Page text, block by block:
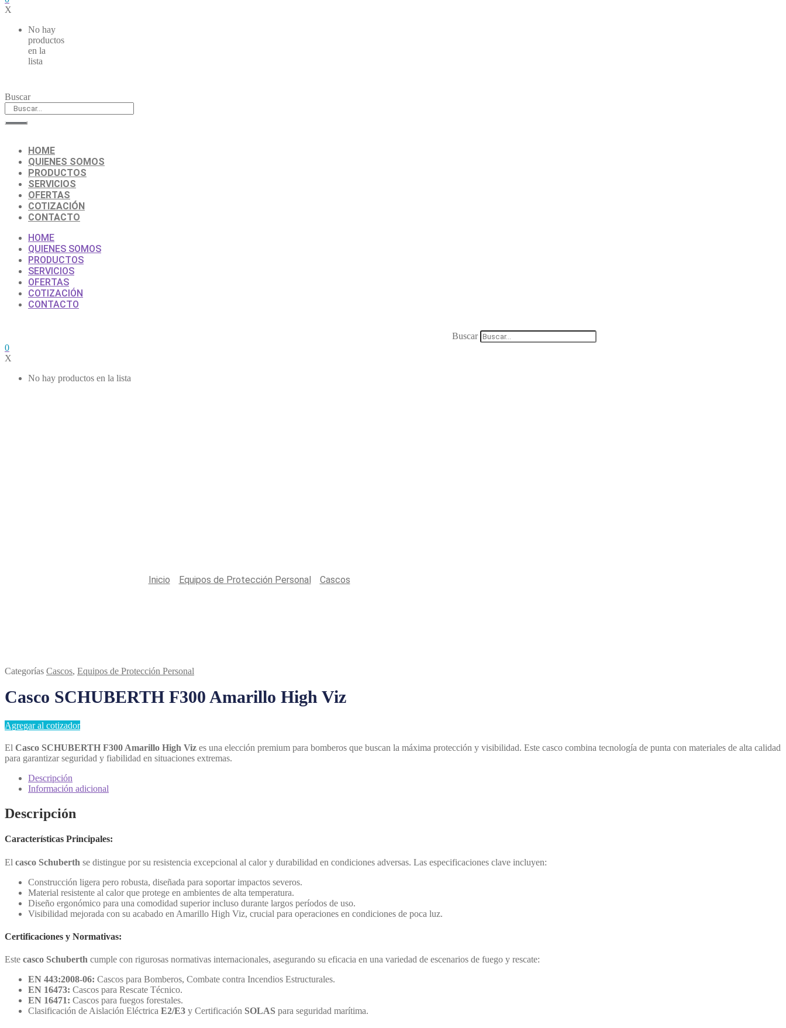
X
No hay
productos
en la
lista
Buscar
HOME
QUIENES SOMOS
PRODUCTOS
SERVICIOS
OFERTAS
COTIZACIÓN
CONTACTO
HOME
QUIENES SOMOS
PRODUCTOS
SERVICIOS
OFERTAS
COTIZACIÓN
CONTACTO
Buscar
0
X
No hay productos en la lista
Inicio Equipos de Protección Personal Cascos
Categorías Cascos, Equipos de Protección Personal
Casco SCHUBERTH F300 Amarillo High Viz
Agregar al cotizador
El Casco SCHUBERTH F300 Amarillo High Viz es una elección premium para bomberos que buscan la máxima protección y visibilidad. Este casco combina tecnología de punta con materiales de alta calidad
para garantizar seguridad y fiabilidad en situaciones extremas.
Descripción
Información adicional
Descripción
Características Principales:
El casco Schuberth se distingue por su resistencia excepcional al calor y durabilidad en condiciones adversas. Las especificaciones clave incluyen:
Construcción ligera pero robusta, diseñada para soportar impactos severos.
Material resistente al calor que protege en ambientes de alta temperatura.
Diseño ergonómico para una comodidad superior incluso durante largos períodos de uso.
Visibilidad mejorada con su acabado en Amarillo High Viz, crucial para operaciones en condiciones de poca luz.
Certificaciones y Normativas:
Este casco Schuberth cumple con rigurosas normativas internacionales, asegurando su eficacia en una variedad de escenarios de fuego y rescate:
EN 443:2008-06: Cascos para Bomberos, Combate contra Incendios Estructurales.
EN 16473: Cascos para Rescate Técnico.
EN 16471: Cascos para fuegos forestales.
Clasificación de Aislación Eléctrica E2/E3 y Certificación SOLAS para seguridad marítima.